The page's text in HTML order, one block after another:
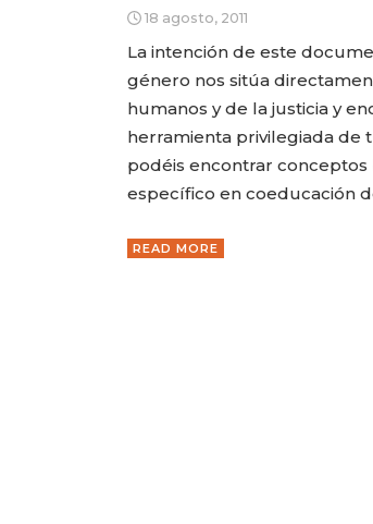
18 agosto, 2011
La intención de este
género nos sitúa
humanos y de la justicia y
herramienta privilegiada de
podéis encontrar conceptos
específico en coeducación
READ MORE